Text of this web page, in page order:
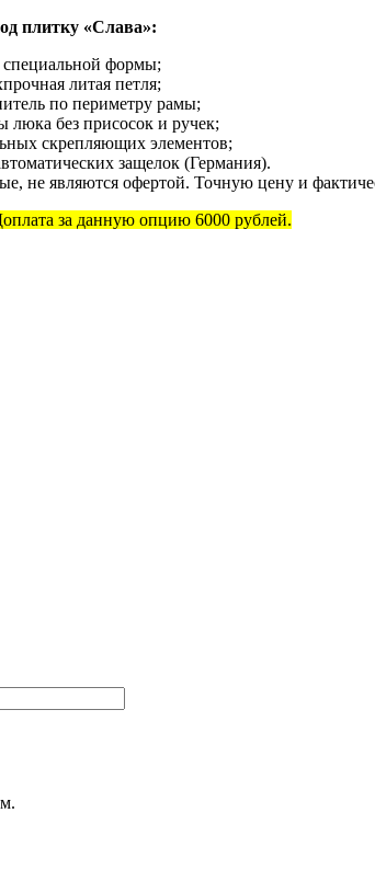
плитку «Слава»:
формы;
литая петля;
по периметру рамы;
люка без присосок и ручек;
скрепляющих элементов;
защелок (Германия).
не являются офертой. Точную цену и
за данную опцию 6000 рублей.